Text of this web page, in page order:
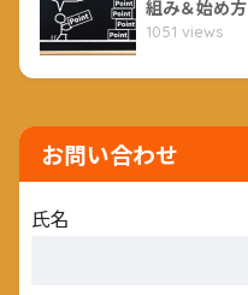
組み＆始め方
1051 views
お問い合わせ
氏名